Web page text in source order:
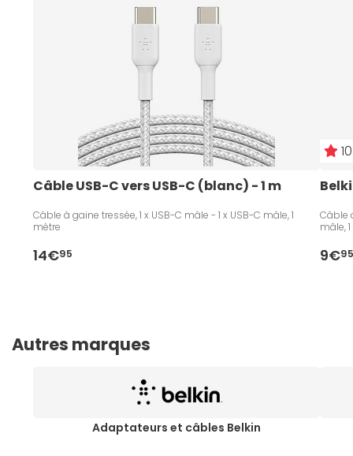
Câble USB-C vers USB-C (blanc) - 1 m
Câble à gaine tressée, 1 x USB-C mâle - 1 x USB-C mâle, 1
mètre
14€95
Câble
mâle,
9€
Autres marques
Adaptateurs et câbles Belkin